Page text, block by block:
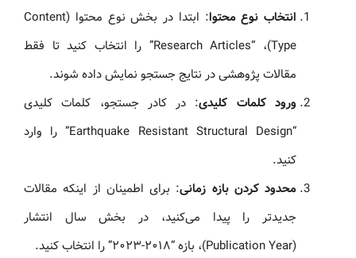
انتخاب نوع محتوا
: ابتدا در بخش نوع محتوا (Content
Type)، “Research Articles” را انتخاب کنید تا فقط
مقالات پژوهشی در نتایج جستجو نمایش داده شوند.
ورود کلمات کلیدی: در کادر جستجو، کلمات کلیدی
“Earthquake Resistant Structural Design” را وارد
کنید.
محدود کردن بازه زمانی: برای اطمینان از اینکه مقالات
جدیدتر را پیدا می‌کنید، در بخش سال انتشار
(Publication Year)، بازه “۲۰۱۸-۲۰۲۳” را انتخاب کنید.